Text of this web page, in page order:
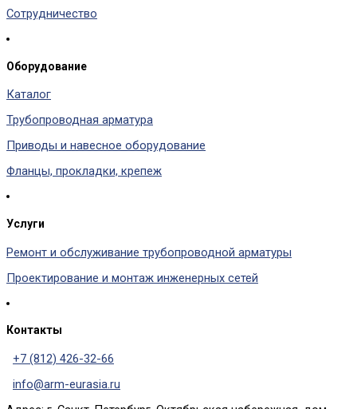
Сотрудничество
Оборудование
Каталог
Трубопроводная арматура
Приводы и навесное оборудование
Фланцы, прокладки, крепеж
Услуги
Ремонт и обслуживание трубопроводной арматуры
Проектирование и монтаж инженерных сетей
Контакты
+7 (812) 426-32-66
info@arm-eurasia.ru